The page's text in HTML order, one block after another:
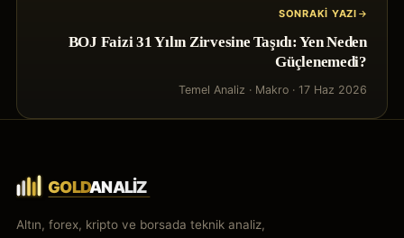
SONRAKI YAZI
BOJ Faizi 31 Yılın Zirvesine Taşıdı: Yen Neden
Güçlenemedi?
Temel Analiz · Makro · 17 Haz 2026
Altın, forex, kripto ve borsada teknik analiz,